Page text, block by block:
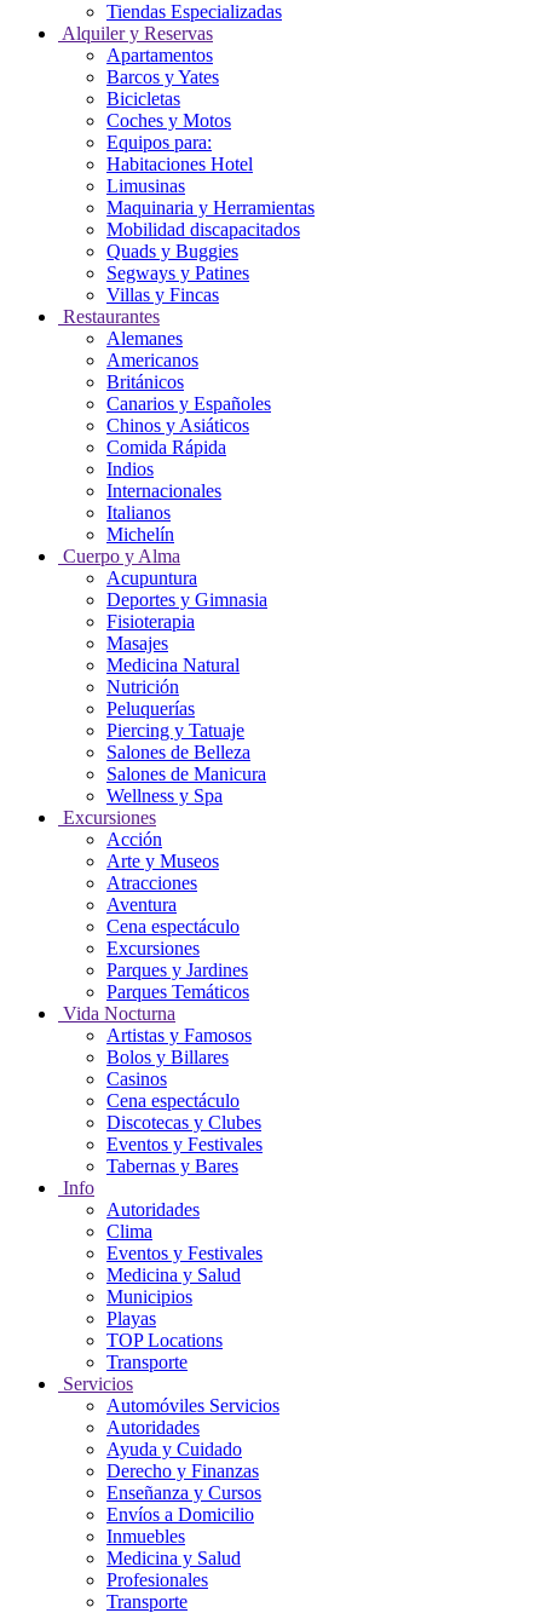
Tiendas Especializadas
Alquiler y Reservas
Apartamentos
Barcos y Yates
Bicicletas
Coches y Motos
Equipos para:
Habitaciones Hotel
Limusinas
Maquinaria y Herramientas
Mobilidad discapacitados
Quads y Buggies
Segways y Patines
Villas y Fincas
Restaurantes
Alemanes
Americanos
Británicos
Canarios y Españoles
Chinos y Asiáticos
Comida Rápida
Indios
Internacionales
Italianos
Michelín
Cuerpo y Alma
Acupuntura
Deportes y Gimnasia
Fisioterapia
Masajes
Medicina Natural
Nutrición
Peluquerías
Piercing y Tatuaje
Salones de Belleza
Salones de Manicura
Wellness y Spa
Excursiones
Acción
Arte y Museos
Atracciones
Aventura
Cena espectáculo
Excursiones
Parques y Jardines
Parques Temáticos
Vida Nocturna
Artistas y Famosos
Bolos y Billares
Casinos
Cena espectáculo
Discotecas y Clubes
Eventos y Festivales
Tabernas y Bares
Info
Autoridades
Clima
Eventos y Festivales
Medicina y Salud
Municipios
Playas
TOP Locations
Transporte
Servicios
Automóviles Servicios
Autoridades
Ayuda y Cuidado
Derecho y Finanzas
Enseñanza y Cursos
Envíos a Domicilio
Inmuebles
Medicina y Salud
Profesionales
Transporte